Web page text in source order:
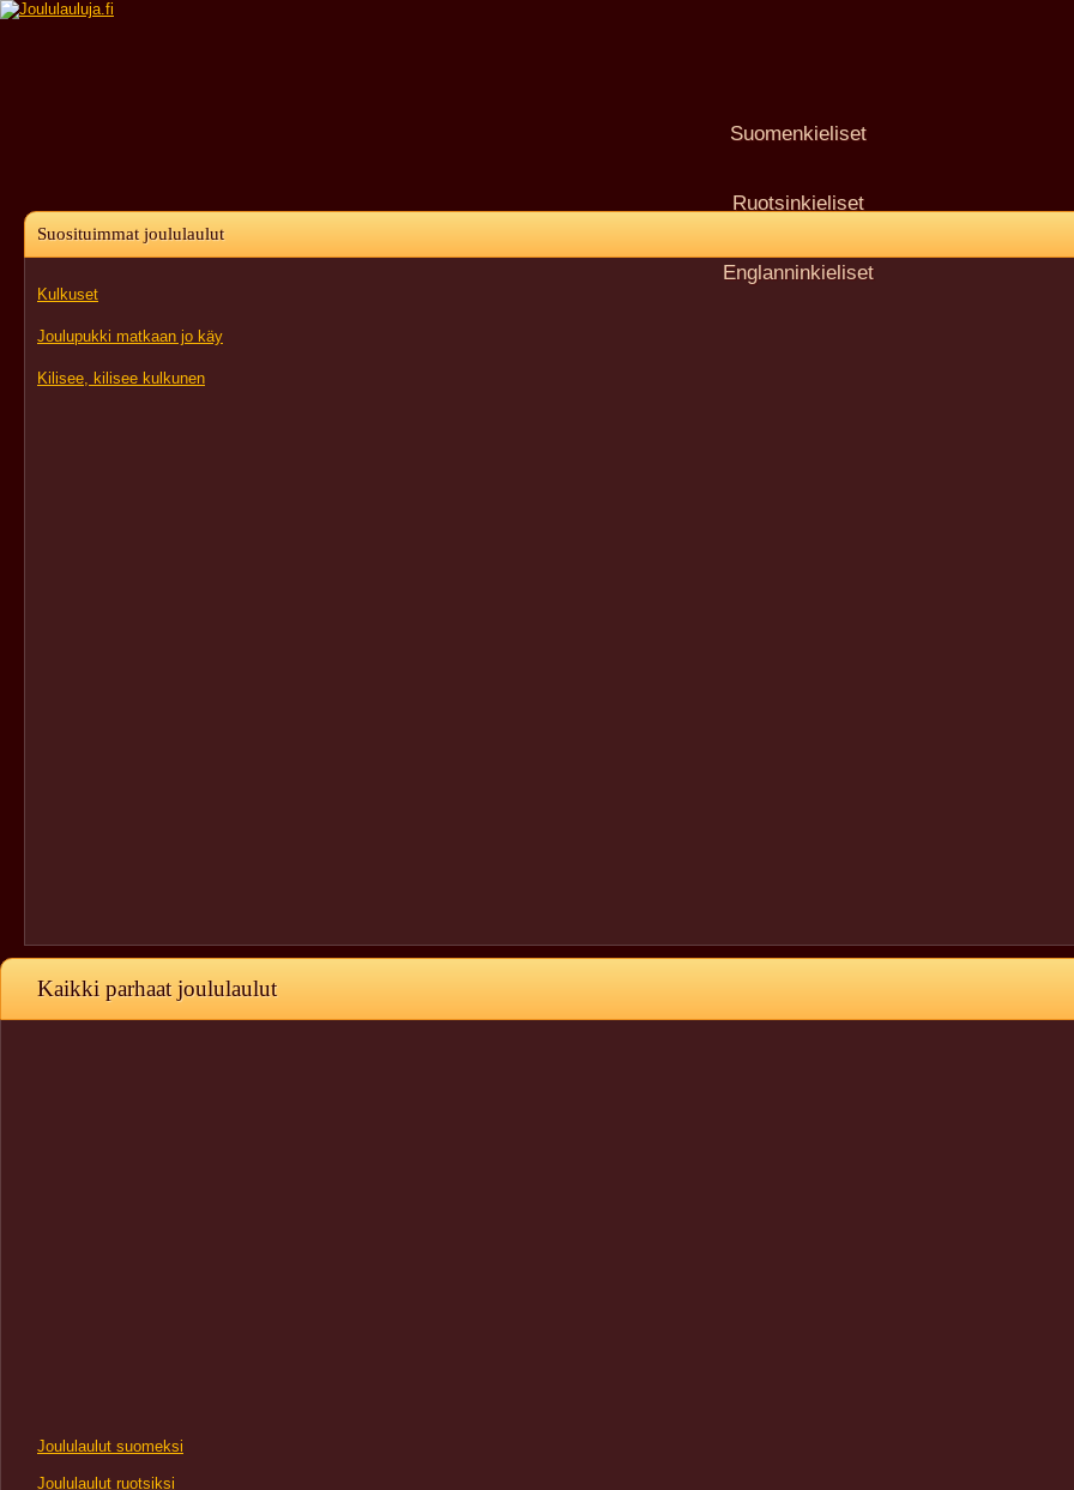
Suomenkieliset
Ruotsinkieliset
Englanninkieliset
Suosituimmat joululaulut
Kulkuset
Joulupukki matkaan jo käy
Kilisee, kilisee kulkunen
Kaikki parhaat joululaulut
Joululaulut suomeksi
Joululaulut ruotsiksi